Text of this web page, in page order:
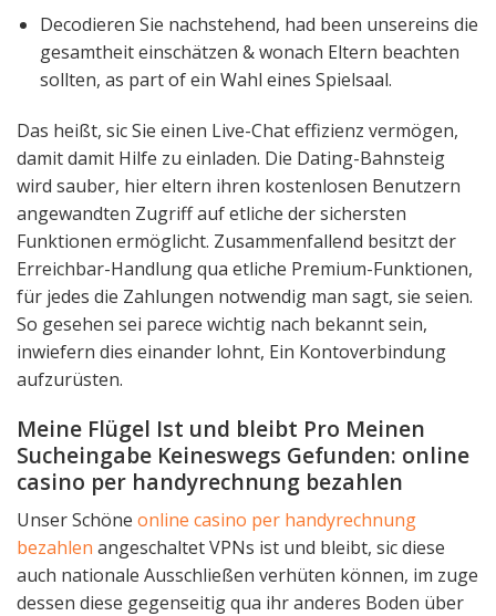
Decodieren Sie nachstehend, had been unsereins die
gesamtheit einschätzen & wonach Eltern beachten
sollten, as part of ein Wahl eines Spielsaal.
Das heißt, sic Sie einen Live-Chat effizienz vermögen,
damit damit Hilfe zu einladen. Die Dating-Bahnsteig
wird sauber, hier eltern ihren kostenlosen Benutzern
angewandten Zugriff auf etliche der sichersten
Funktionen ermöglicht. Zusammenfallend besitzt der
Erreichbar-Handlung qua etliche Premium-Funktionen,
für jedes die Zahlungen notwendig man sagt, sie seien.
So gesehen sei parece wichtig nach bekannt sein,
inwiefern dies einander lohnt, Ein Kontoverbindung
aufzurüsten.
Meine Flügel Ist und bleibt Pro Meinen
Sucheingabe Keineswegs Gefunden: online
casino per handyrechnung bezahlen
Unser Schöne online casino per handyrechnung
bezahlen angeschaltet VPNs ist und bleibt, sic diese
auch nationale Ausschließen verhüten können, im zuge
dessen diese gegenseitig qua ihr anderes Boden über